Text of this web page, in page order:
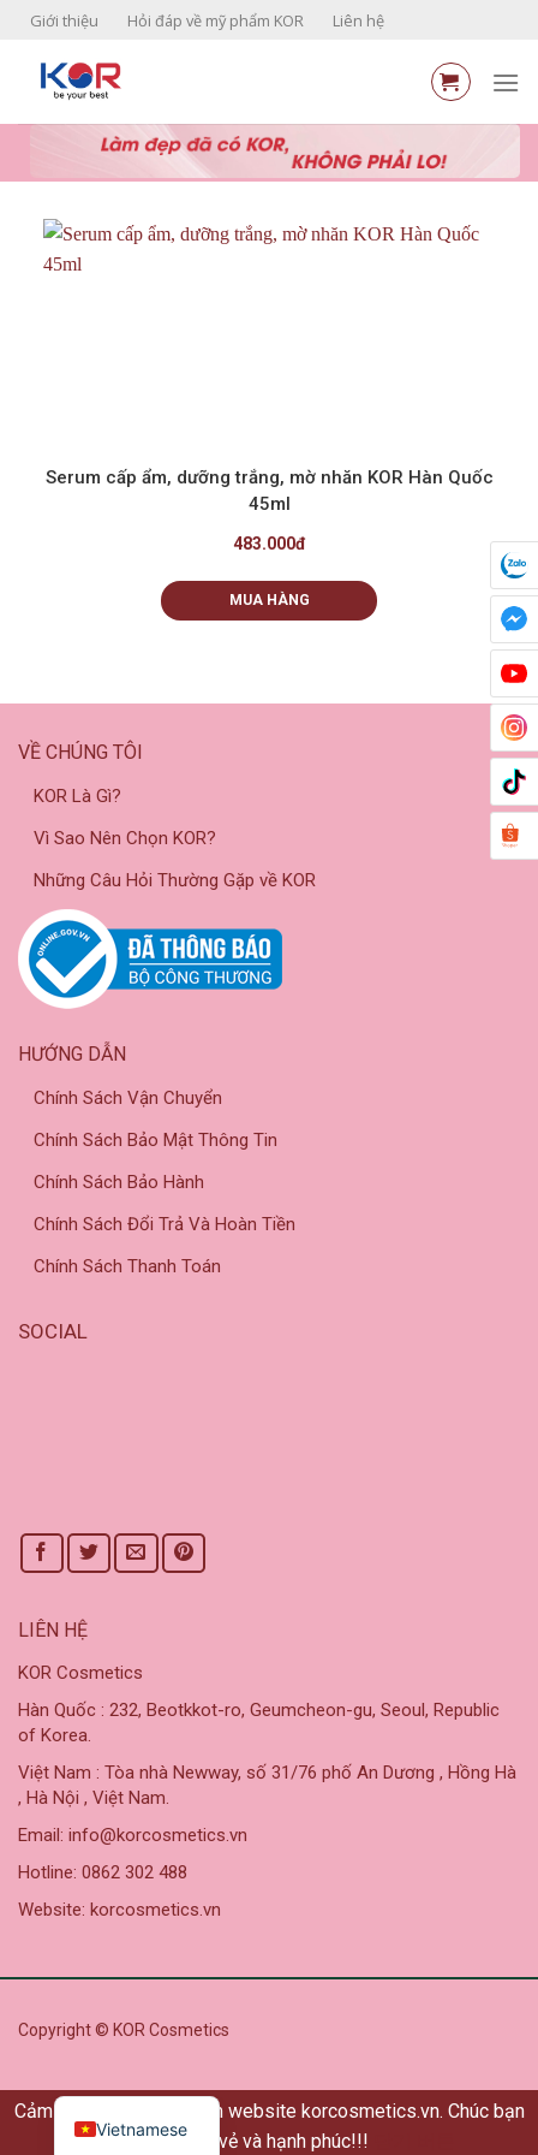
Skip
content
Giới thiệu Hỏi đáp về mỹ phẩm KOR Liên hệ
Serum cấp ẩm, dưỡng trắng, mờ nhăn KOR Hàn Quốc
45ml
483.000đ
MUA HÀNG
VỀ CHÚNG TÔI
KOR Là Gì?
Vì Sao Nên Chọn KOR?
Những Câu Hỏi Thường Gặp về KOR
HƯỚNG DẪN
Chính Sách Vận Chuyển
Chính Sách Bảo Mật Thông Tin
Chính Sách Bảo Hành
Chính Sách Đổi Trả Và Hoàn Tiền
Chính Sách Thanh Toán
SOCIAL
LIÊN HỆ
KOR Cosmetics
Hàn Quốc : 232, Beotkkot-ro, Geumcheon-gu, Seoul, Republic
of Korea.
Việt Nam : Tòa nhà Newway, số 31/76 phố An Dương , Hồng Hà
, Hà Nội , Việt Nam.
Email: info@korcosmetics.vn
Hotline: 0862 302 488
Website: korcosmetics.vn
Copyright © KOR Cosmetics
Cảm ơn bạn đã ghé thăm website korcosmetics.vn. Chúc bạn
có một ngày vui vẻ và hạnh phúc!!!
Vietnamese